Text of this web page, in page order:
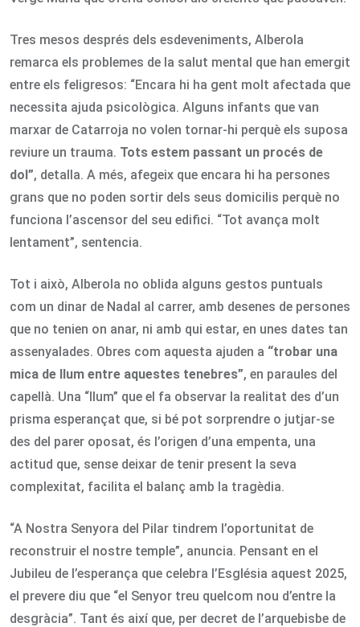
Tres mesos després dels esdeveniments, Alberola
remarca els problemes de la salut mental que han emergit
entre els feligresos: “Encara hi ha gent molt afectada que
necessita ajuda psicològica. Alguns infants que van
marxar de Catarroja no volen tornar-hi perquè els suposa
reviure un trauma. Tots estem passant un procés de
dol”, detalla. A més, afegeix que encara hi ha persones
grans que no poden sortir dels seus domicilis perquè no
funciona l’ascensor del seu edifici. “Tot avança molt
lentament”, sentencia.
Tot i això, Alberola no oblida alguns gestos puntuals
com un dinar de Nadal al carrer, amb desenes de persones
que no tenien on anar, ni amb qui estar, en unes dates tan
assenyalades. Obres com aquesta ajuden a “trobar una
mica de llum entre aquestes tenebres”, en paraules del
capellà. Una “llum” que el fa observar la realitat des d’un
prisma esperançat que, si bé pot sorprendre o jutjar-se
des del parer oposat, és l’origen d’una empenta, una
actitud que, sense deixar de tenir present la seva
complexitat, facilita el balanç amb la tragèdia.
“A Nostra Senyora del Pilar tindrem l’oportunitat de
reconstruir el nostre temple”, anuncia. Pensant en el
Jubileu de l’esperança que celebra l’Església aquest 2025,
el prevere diu que “el Senyor treu quelcom nou d’entre la
desgràcia”. Tant és així que, per decret de l’arquebisbe de